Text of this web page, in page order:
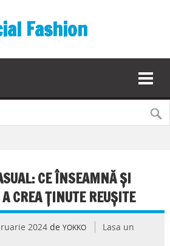
Fashion
CE ÎNSEAMNĂ ȘI
CREA ȚINUTE REUȘITE
2024de YOKKO
Lasa un